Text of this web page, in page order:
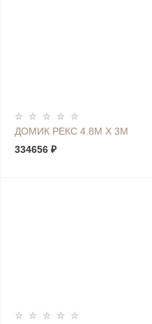
ДОМИК РЕКС 4.8М Х 3М
334656 ₽